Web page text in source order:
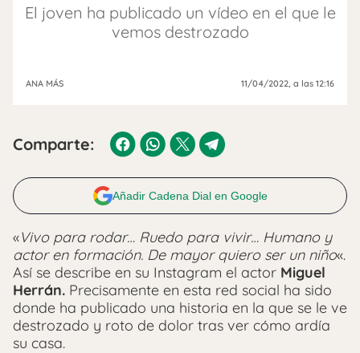
El joven ha publicado un vídeo en el que le
vemos destrozado
ANA MÁS 11/04/2022 , a las 12:16
Comparte:
Añadir Cadena Dial en Google
«Vivo para rodar… Ruedo para vivir… Humano y
actor en formación. De mayor quiero ser un niño«.
Así se describe en su Instagram el actor Miguel
Herrán. Precisamente en esta red social ha sido
donde ha publicado una historia en la que se le ve
destrozado y roto de dolor tras ver cómo ardía
su casa.